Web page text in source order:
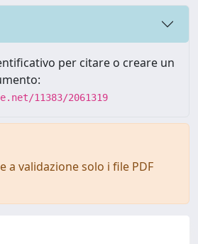
per citare o creare un
11383/2061319
a validazione solo i file PDF